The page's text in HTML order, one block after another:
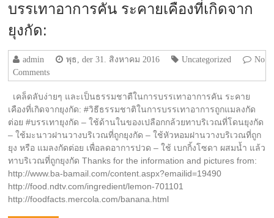
บรรเทาอาการคัน ระคายเคืองที่เกิดจาก
ยุงกัด:
admin พุธ, der 31. สิงหาคม 2016 Uncategorized
No
Comments
เคล็ดลับง่ายๆ และเป็นธรรมชาตืในการบรรเทาอาการคัน ระคาย
เคืองที่เกิดจากยุงกัด: #วิธีธรรมชาติในการบรรเทาอาการถูกแมลงกัด
ต่อย #บรรเทายุงกัด – ใช้ด้านในของเปลือกกล้วยทาบริเวณที่โดนยุงกัด
– ใช้มะนาวฝานวางบริเวณที่ถูกยุงกัด – ใช้หัวหอมฝานวางบริเวณที่ถูก
ยุง หรือ แมลงกัดต่อย เพื่อลดอาการปวด – ใช้ เบกกิ้งโซดา ผสมน้ำ แล้ว
ทาบริเวณที่ถูกยุงกัด Thanks for the information and pictures from:
http://www.ba-bamail.com/content.aspx?emailid=19490
http://food.ndtv.com/ingredient/lemon-701101
http://foodfacts.mercola.com/banana.html